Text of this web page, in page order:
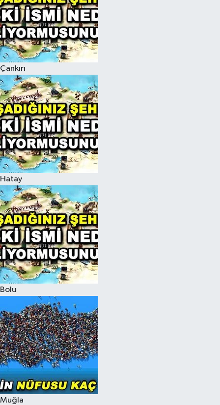
Çankırı
Hatay
Bolu
Muğla